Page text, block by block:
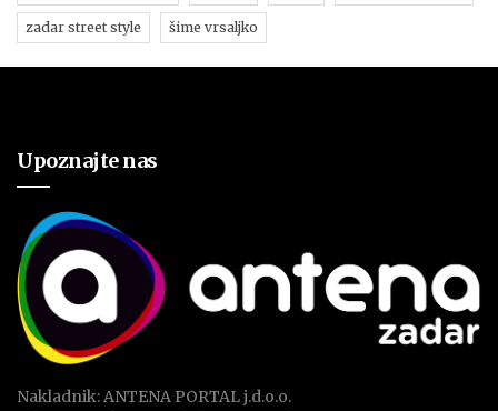
zadar street style šime vrsaljko
Upoznajte nas
Nakladnik: ANTENA PORTAL j.d.o.o.